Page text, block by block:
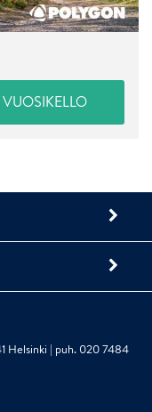
Helsinki | puh. 020 7484